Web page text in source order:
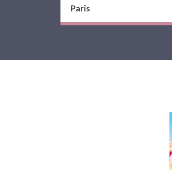
Paris